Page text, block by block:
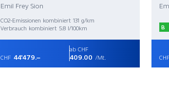
Emil Frey Sion
CO2-Emissionen kombiniert 131 g/km
Verbrauch kombiniert 5.8 l/100km
CHF 44'479.–
ab CHF
409.00 /Mt.
B
CHF